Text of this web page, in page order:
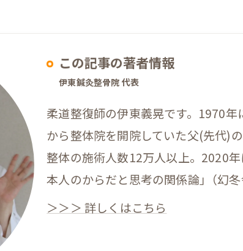
この記事の著者情報
伊東鍼灸整骨院 代表
柔道整復師の伊東義晃です。1970
から整体院を開院していた父(先代)
整体の施術人数12万人以上。2020
本人のからだと思考の関係論｣（幻冬
＞＞＞ 詳しくはこちら